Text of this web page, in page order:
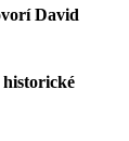
David